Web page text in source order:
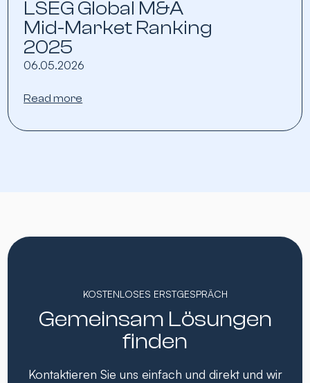
LSEG Global M&A
Mid-Market Ranking
2025
06.05.2026
Read more
KOSTENLOSES ERSTGESPRÄCH
Gemeinsam Lösungen
finden
Kontaktieren Sie uns einfach und direkt und wir